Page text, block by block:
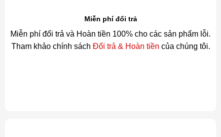
Miễn phí đổi trả
Miễn phí đổi trả và Hoàn tiền 100% cho các sản phẩm lỗi.
Tham khảo chính sách Đổi trả & Hoàn tiền của chúng tôi.